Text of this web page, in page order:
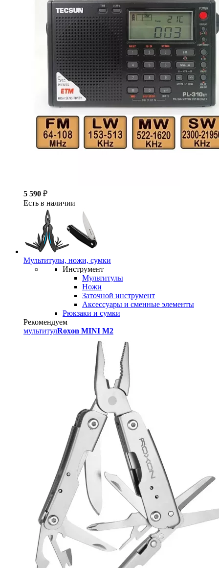
5 590 ₽
Есть в наличии
Мультитулы, ножи, сумки
Инструмент
Мультитулы
Ножи
Заточной инструмент
Аксессуары и сменные элементы
Рюкзаки и сумки
Рекомендуем
мультитулRoxon MINI M2